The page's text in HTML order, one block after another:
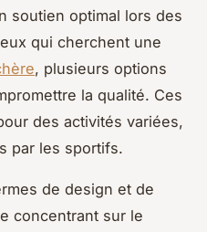
soutien optimal lors des
qui cherchent une
, plusieurs options
la qualité. Ces
des activités variées,
par les sportifs.
de design et de
concentrant sur le